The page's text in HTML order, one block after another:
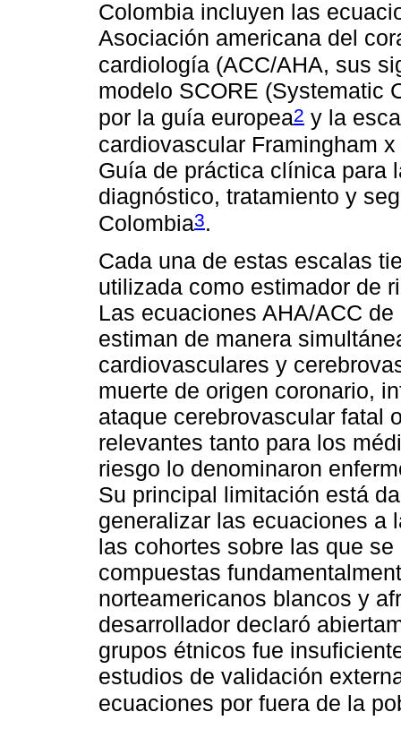
Colombia incluyen las
Asociación americana del
cardiología (ACC/AHA, sus
modelo SCORE (Systematic
por la guía europea2 y la
cardiovascular Framingham
Guía de práctica clínica para
diagnóstico, tratamiento y
Colombia3.
Cada una de estas escalas
utilizada como estimador de
Las ecuaciones AHA/ACC
estiman de manera
cardiovasculares y
muerte de origen coronario,
ataque cerebrovascular fatal
relevantes tanto para los
riesgo lo denominaron
Su principal limitación está
generalizar las ecuaciones a
las cohortes sobre las que
compuestas
norteamericanos blancos y
desarrollador declaró
grupos étnicos fue
estudios de validación
ecuaciones por fuera de la